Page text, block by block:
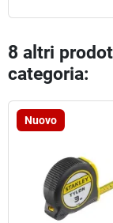
8 altri
categoria:
Nuovo